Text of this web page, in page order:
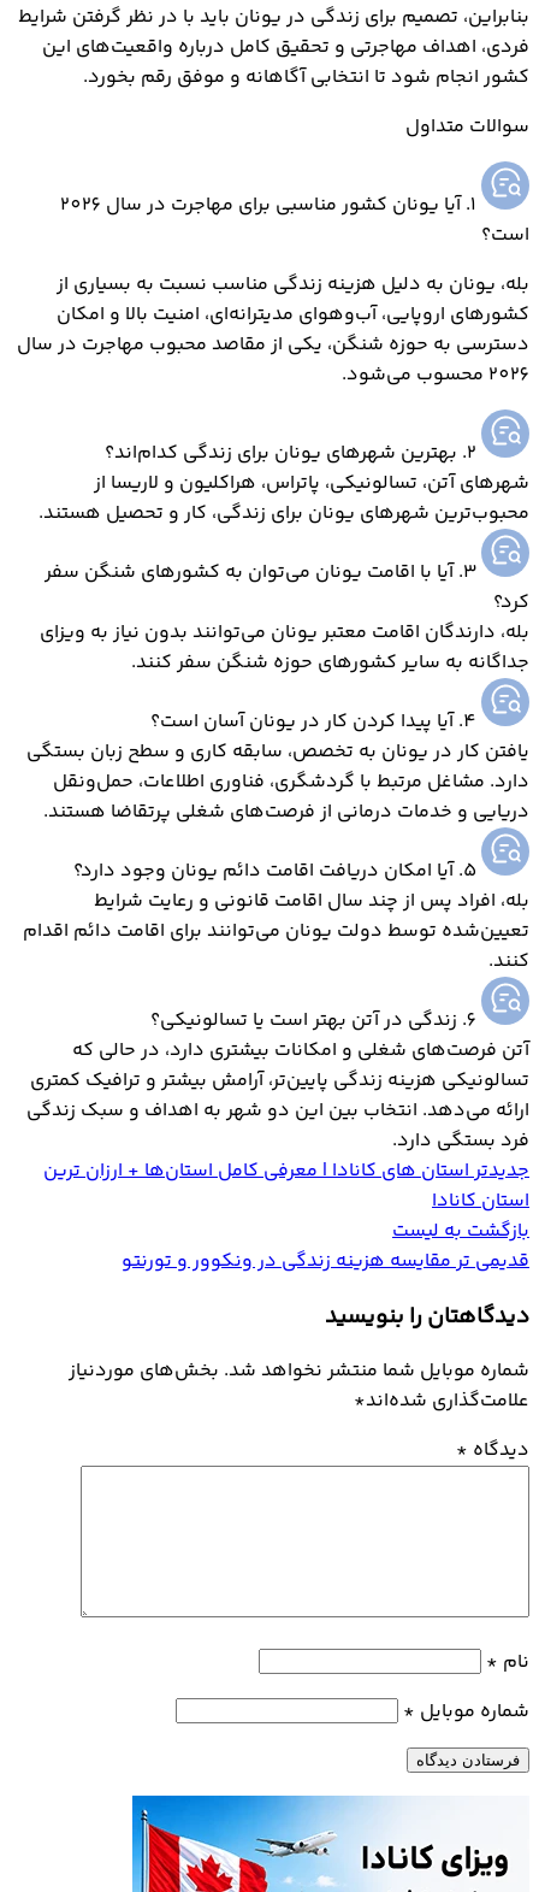
بنابراین، تصمیم برای زندگی در یونان باید با در نظر گرفتن شرایط
فردی، اهداف مهاجرتی و تحقیق کامل درباره واقعیت‌های این
کشور انجام شود تا انتخابی آگاهانه و موفق رقم بخورد.
سوالات متداول
1. آیا یونان کشور مناسبی برای مهاجرت در سال 2026
است؟
بله، یونان به دلیل هزینه زندگی مناسب نسبت به بسیاری از
کشورهای اروپایی، آب‌وهوای مدیترانه‌ای، امنیت بالا و امکان
دسترسی به حوزه شنگن، یکی از مقاصد محبوب مهاجرت در سال
2026 محسوب می‌شود.
2. بهترین شهرهای یونان برای زندگی کدام‌اند؟
شهرهای آتن، تسالونیکی، پاتراس، هراکلیون و لاريسا از
محبوب‌ترین شهرهای یونان برای زندگی، کار و تحصیل هستند.
3. آیا با اقامت یونان می‌توان به کشورهای شنگن سفر
کرد؟
بله، دارندگان اقامت معتبر یونان می‌توانند بدون نیاز به ویزای
جداگانه به سایر کشورهای حوزه شنگن سفر کنند.
4. آیا پیدا کردن کار در یونان آسان است؟
یافتن کار در یونان به تخصص، سابقه کاری و سطح زبان بستگی
دارد. مشاغل مرتبط با گردشگری، فناوری اطلاعات، حمل‌ونقل
دریایی و خدمات درمانی از فرصت‌های شغلی پرتقاضا هستند.
5. آیا امکان دریافت اقامت دائم یونان وجود دارد؟
بله، افراد پس از چند سال اقامت قانونی و رعایت شرایط
تعیین‌شده توسط دولت یونان می‌توانند برای اقامت دائم اقدام
کنند.
6. زندگی در آتن بهتر است یا تسالونیکی؟
آتن فرصت‌های شغلی و امکانات بیشتری دارد، در حالی که
تسالونیکی هزینه زندگی پایین‌تر، آرامش بیشتر و ترافیک کمتری
ارائه می‌دهد. انتخاب بین این دو شهر به اهداف و سبک زندگی
فرد بستگی دارد.
جدیدتراستان های کانادا | معرفی کامل استان‌ها + ارزان ترین
استان کانادا
بازگشت به لیست
قدیمی ترمقایسه هزینه زندگی در ونکوور و تورنتو
دیدگاهتان را بنویسید
شماره موبایل شما منتشر نخواهد شد. بخش‌های موردنیاز
علامت‌گذاری شده‌اند*
دیدگاه *
نام *
شماره موبایل *